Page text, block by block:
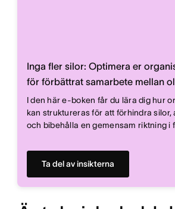
Inga fler silor: Optimera er
för förbättrat samarbete mellan
I den här e-boken får du lära dig hur
kan struktureras för att förhindra silor,
och bibehålla en gemensam riktning i
Ta del av insikterna